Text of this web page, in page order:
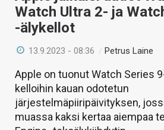
Watch Ultra 2- ja
-älykellot
13.9.2023 - 08:36 /Petrus Laine
Apple on tuonut Watch Series
kelloihin kauan odotetun
järjestelmäpiiripäivityksen,
muassa kaksi kertaa aiempaa